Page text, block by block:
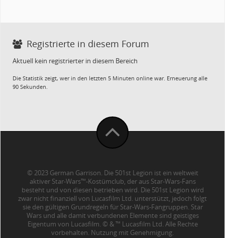
Registrierte in diesem Forum
Aktuell kein registrierter in diesem Bereich
Die Statistik zeigt, wer in den letzten 5 Minuten online war. Erneuerung alle
90 Sekunden.
© 2023 German Garrison. Die 501st Legion ist ein weltweit
aktiver Star-Wars™-Kostümclub, der aus Star-Wars-Fans
besteht und von diesen betrieben wird. Die 501st Legion wird
zwar nicht finanziell von Lucasfilm Ltd. unterstützt, jedoch folgt
sie den gültigen Grundregeln für Star-Wars-Fangruppen. Star
Wars und alle damit verbundenen Elemente sind geistiges
Eigentum von Lucasfilm. © & ™ Lucasfilm Ltd. Alle Rechte
vorbehalten. Nutzung mit Genehmigung.